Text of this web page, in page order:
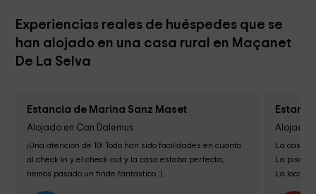
Experiencias reales de huéspedes que se
han alojado en una casa rural en Maçanet
De La Selva
Estancia de Marina Sanz Maset
Alojado en Can Dalemus
¡Una atencion de 10! Todo han sido facilidades en cuanto
al check in y el check out y la casa estaba perfecta,
hemos pasado un finde fantastico :)...
Alojado
La casa
La
La